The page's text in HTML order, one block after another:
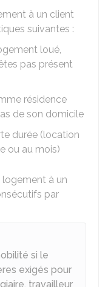
à un client
suivantes :
loué,
pas présent
résidence
de son domicile
durée (location
ou au mois)
à un
par
si le
exigés pour
travailleur